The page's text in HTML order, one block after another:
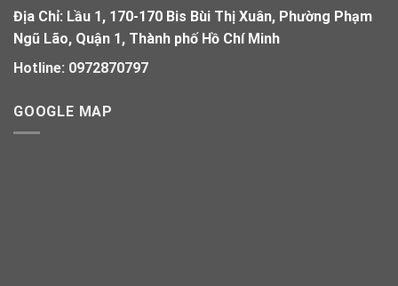
Địa Chỉ: Lầu 1, 170-170 Bis Bùi Thị Xuân, Phường Phạm
Ngũ Lão, Quận 1, Thành phố Hồ Chí Minh
Hotline: 0972870797
GOOGLE MAP